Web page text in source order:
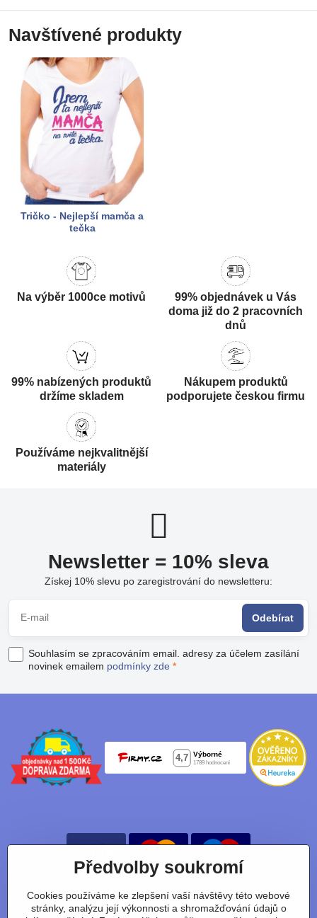
Navštívené produkty
Tričko - Nejlepší mamča a
tečka
Na výběr 1000ce motivů
99% objednávek u Vás
doma již do 2 pracovních
dnů
99% nabízených produktů
držíme skladem
Nákupem produktů
podporujete českou firmu
Používáme nejkvalitnější
materiály
Newsletter = 10% sleva
Získej 10% slevu po zaregistrování do newsletteru:
Odebírat
Souhlasím se zpracováním email. adresy za účelem zasílání
novinek emailem podmínky zde *
Nájdete nás taky na:
Předvolby soukromí
Cookies používáme ke zlepšení vaší návštěvy této webové
stránky, analýzu její výkonnosti a shromažďování údajů o